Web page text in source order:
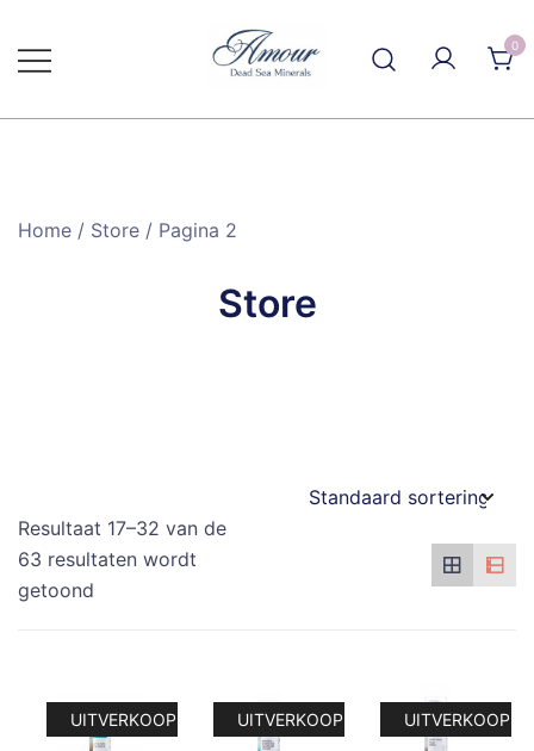
naar
de
0
Home / Store / Pagina 2
Store
Resultaat 17–32 van de
63 resultaten wordt
getoond
UITVERKOOP! UITVERKOOP! UITVERKOOP!